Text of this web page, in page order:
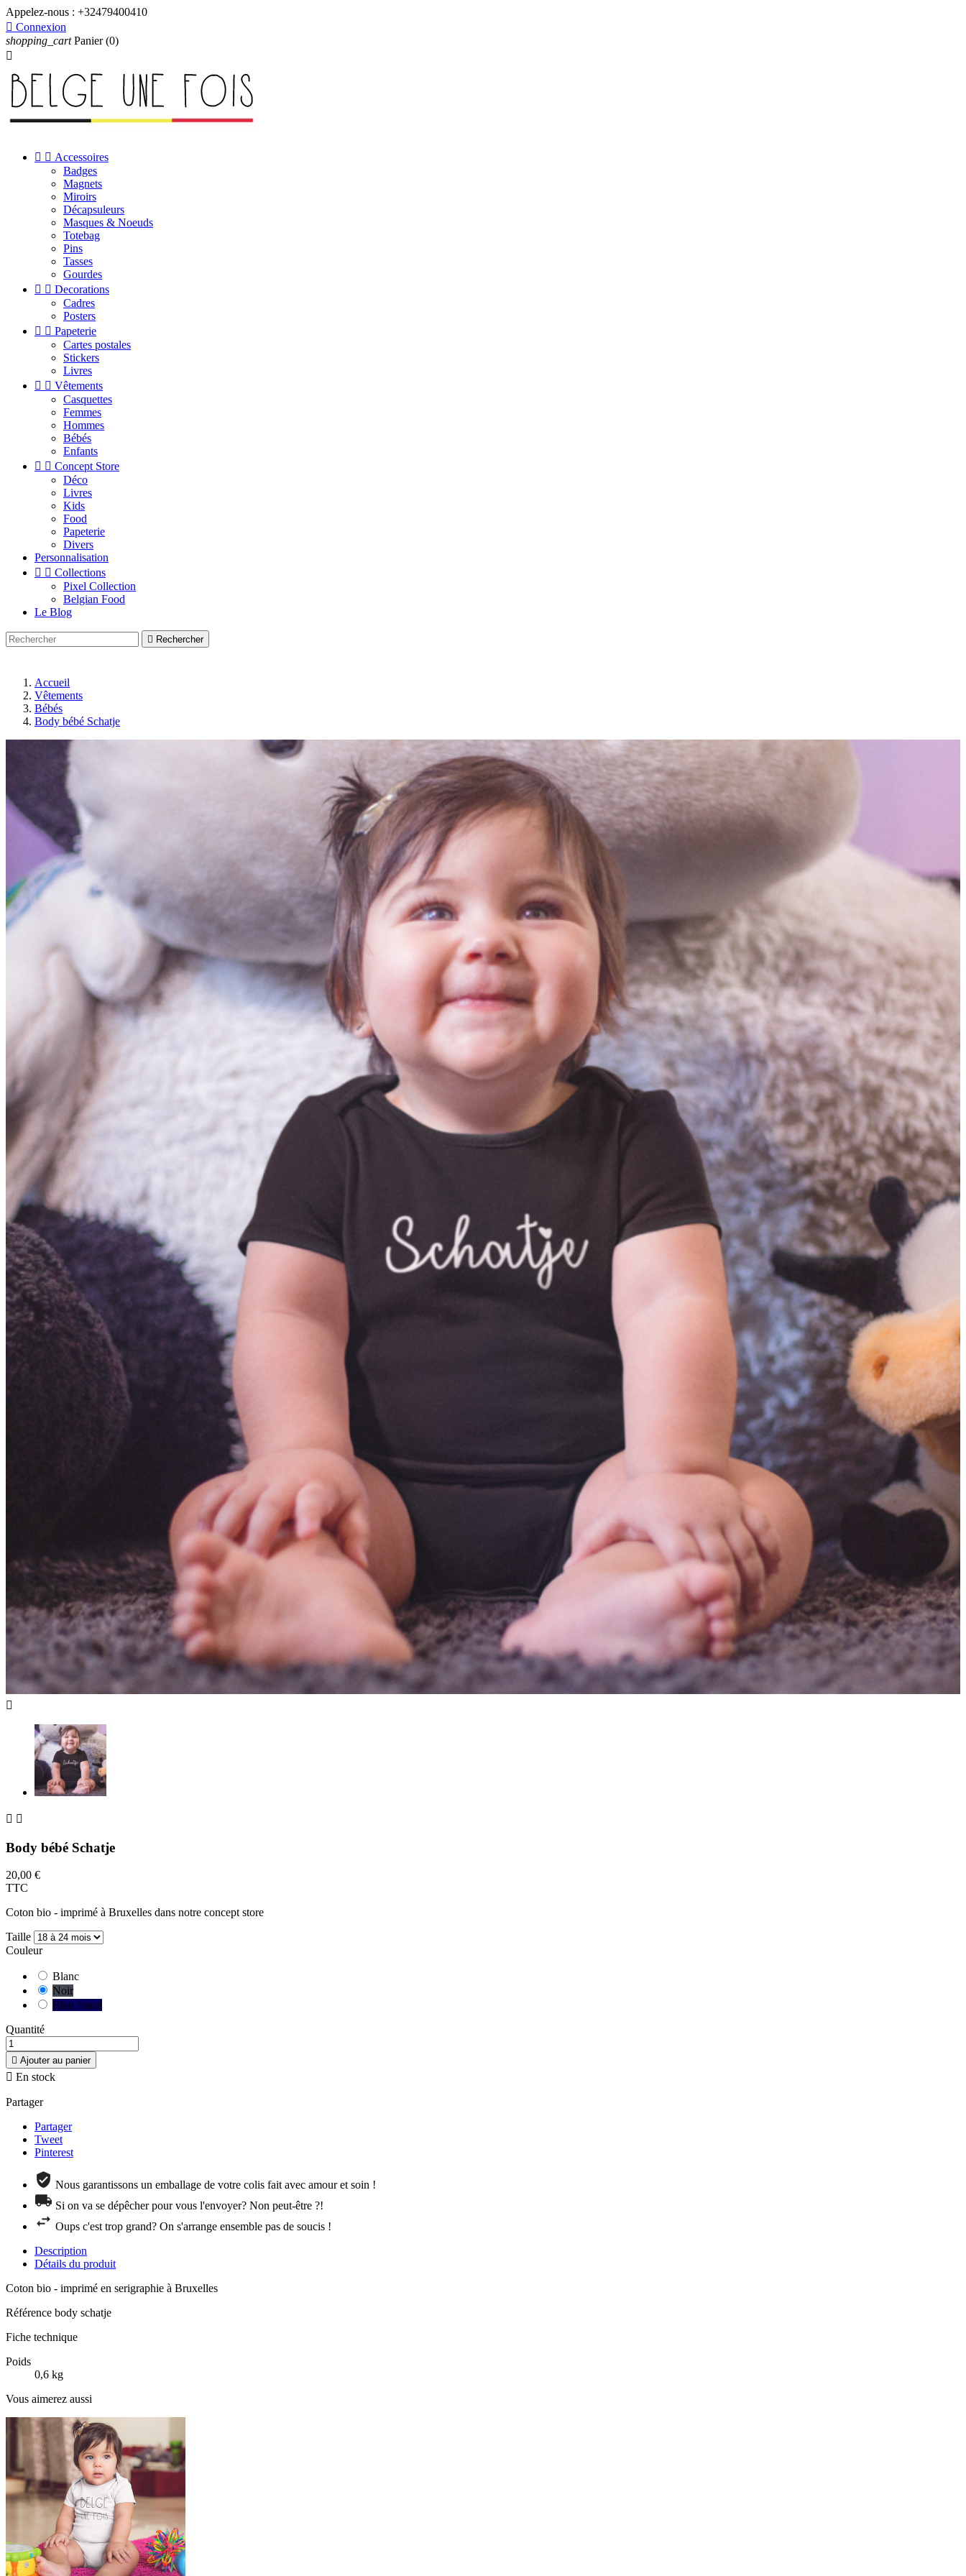
Appelez-nous : +32479400410
 Connexion
shopping_cart Panier (0)

  Accessoires
Badges
Magnets
Miroirs
Décapsuleurs
Masques & Noeuds
Totebag
Pins
Tasses
Gourdes
  Decorations
Cadres
Posters
  Papeterie
Cartes postales
Stickers
Livres
  Vêtements
Casquettes
Femmes
Hommes
Bébés
Enfants
  Concept Store
Déco
Livres
Kids
Food
Papeterie
Divers
Personnalisation
  Collections
Pixel Collection
Belgian Food
Le Blog
 Rechercher
Accueil
Vêtements
Bébés
Body bébé Schatje

 
Body bébé Schatje
20,00 €
TTC
Coton bio - imprimé à Bruxelles dans notre concept store
Taille
Couleur
Blanc
Noir
Bleu foncé
Quantité
 Ajouter au panier
 En stock
Partager
Partager
Tweet
Pinterest
Nous garantissons un emballage de votre colis fait avec amour et soin !
Si on va se dépêcher pour vous l'envoyer? Non peut-être ?!
Oups c'est trop grand? On s'arrange ensemble pas de soucis !
Description
Détails du produit
Coton bio - imprimé en serigraphie à Bruxelles
Référence body schatje
Fiche technique
Poids
0,6 kg
Vous aimerez aussi